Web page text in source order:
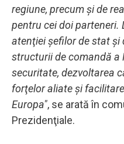
regiune, precum şi de
pentru cei doi parteneri.
atenţiei şefilor de stat şi
structurii de comandă a
securitate, dezvoltarea
forţelor aliate şi
Europa", se arată în
Prezidenţiale.